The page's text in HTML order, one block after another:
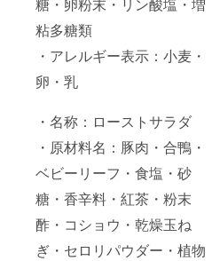
粘多糖類
・アレルギー表示：小麦・
卵・乳
・名称：ローストサラダ
・原材料名：豚肉・合鴨・
ベビーリーフ・食塩・砂
糖・香辛料・紅茶・粉末
酢・コショウ・乾燥玉ね
ぎ・セロリパウダー・植物